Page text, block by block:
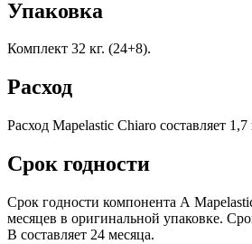
Упаковка
Комплект 32 кг. (24+8).
Расход
Расход Mapelastic Chiaro составляет
Срок годности
Срок годности компонента А
месяцев в оригинальной упаковке.
В составляет 24 месяца.